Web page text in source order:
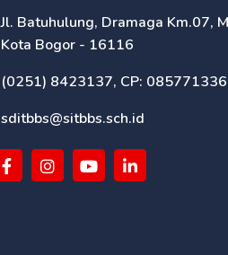
Jl. Batuhulung, Dramaga Km.07,
Kota Bogor - 16116
(0251) 8423137, CP:
sditbbs@sitbbs.sch.id